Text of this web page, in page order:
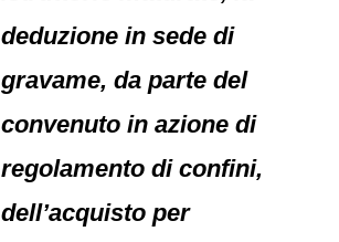
deduzione in sede di
gravame, da parte del
convenuto in azione di
regolamento di confini,
dell’acquisto per